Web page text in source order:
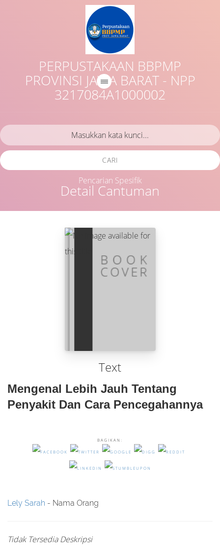
PERPUSTAKAAN BBPMP
PROVINSI JAWA BARAT - NPP
3217084A1000002
Detail Cantuman
CARI
Pencarian Spesifik
Text
Mengenal Lebih Jauh Tentang
Penyakit Dan Cara Pencegahannya
BAGIKAN:
Lely Sarah - Nama Orang
Tidak Tersedia Deskripsi